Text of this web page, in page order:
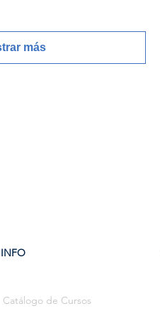
más
INFO
Catálogo de Cursos